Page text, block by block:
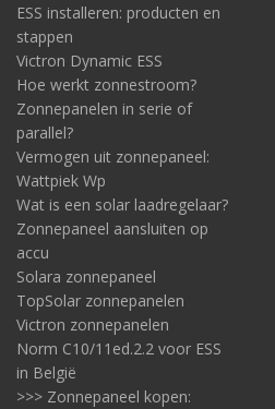
ESS installeren: producten en
stappen
Victron Dynamic ESS
Hoe werkt zonnestroom?
Zonnepanelen in serie of
parallel?
Vermogen uit zonnepaneel:
Wattpiek Wp
Wat is een solar laadregelaar?
Zonnepaneel aansluiten op
accu
Solara zonnepaneel
TopSolar zonnepanelen
Victron zonnepanelen
Norm C10/11ed.2.2 voor ESS
in België
>>> Zonnepaneel kopen: